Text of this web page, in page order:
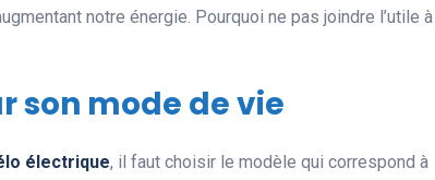
notre énergie. Pourquoi ne pas joindre l’utile à
son mode de vie
électrique, il faut choisir le modèle qui correspond à